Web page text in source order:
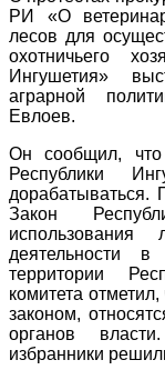
РИ «О
лесов для
охотничьего
Ингушетия»
аграрной
Евлоев.
Он сообщил, что
Республики
дорабатываться.
Закон
деятельности
территории
комитета
законом,
органов
избранники